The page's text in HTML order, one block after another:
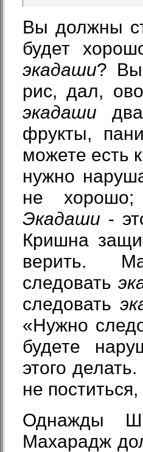
Вы должны
будет
экадаши? Вы
рис, дал,
экадаши
фрукты,
можете есть
нужно
не
Экадаши -
Кришна
верить.
следовать
следовать
«Нужно
будете
этого
не
Однажды
Махарадж